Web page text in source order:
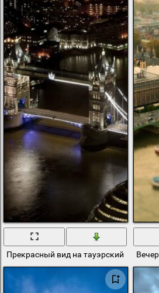
Прекрасный вид на тауэрский мост